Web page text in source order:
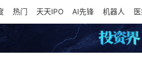
热门 天天IPO AI先锋 机器人